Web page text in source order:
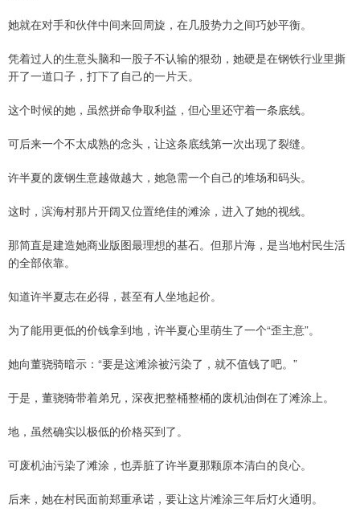
她就在对手和伙伴中间来回周旋，在几股势力之间巧妙平衡。
凭着过人的生意头脑和一股子不认输的狠劲，她硬是在钢铁行业里撕
开了一道口子，打下了自己的一片天。
这个时候的她，虽然拼命争取利益，但心里还守着一条底线。
可后来一个不太成熟的念头，让这条底线第一次出现了裂缝。
许半夏的废钢生意越做越大，她急需一个自己的堆场和码头。
这时，滨海村那片开阔又位置绝佳的滩涂，进入了她的视线。
那简直是建造她商业版图最理想的基石。但那片海，是当地村民生活
的全部依靠。
知道许半夏志在必得，甚至有人坐地起价。
为了能用更低的价钱拿到地，许半夏心里萌生了一个“歪主意”。
她向董骁骑暗示：“要是这滩涂被污染了，就不值钱了吧。”
于是，董骁骑带着弟兄，深夜把整桶整桶的废机油倒在了滩涂上。
地，虽然确实以极低的价格买到了。
可废机油污染了滩涂，也弄脏了许半夏那颗原本清白的良心。
后来，她在村民面前郑重承诺，要让这片滩涂三年后灯火通明。